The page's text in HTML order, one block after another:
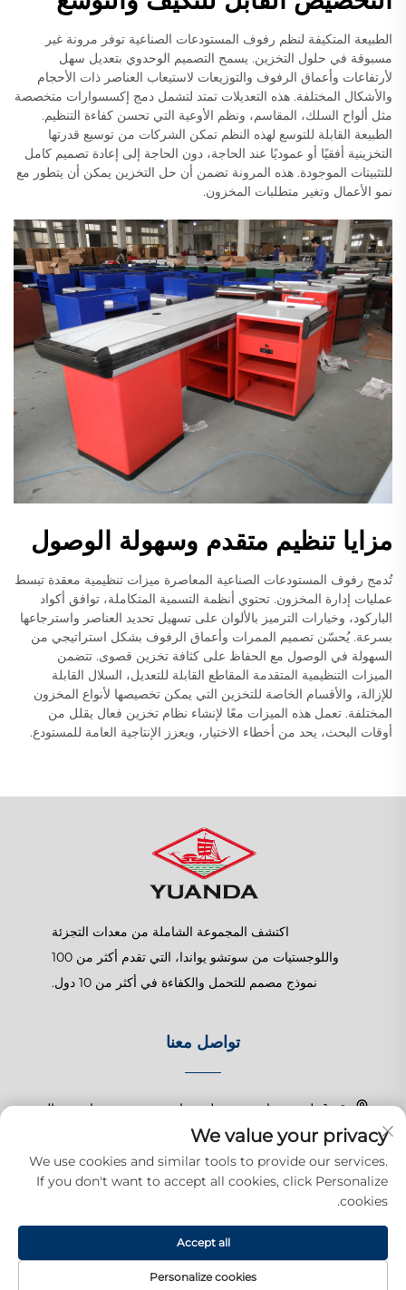
الطبيعة المتكيفة لنظم رفوف المستودعات الصناعية توفر مرونة غير
مسبوقة في حلول التخزين. يسمح التصميم الوحدوي بتعديل سهل
لأرتفاعات وأعماق الرفوف والتوزيعات لاستيعاب العناصر ذات الأحجام
والأشكال المختلفة. هذه التعديلات تمتد لتشمل دمج إكسسوارات متخصصة
مثل ألواح السلك، المقاسم، ونظم الأوعية التي تحسن كفاءة التنظيم.
الطبيعة القابلة للتوسع لهذه النظم تمكن الشركات من توسيع قدرتها
التخزينية أفقيًا أو عموديًا عند الحاجة، دون الحاجة إلى إعادة تصميم كامل
للتثبيتات الموجودة. هذه المرونة تضمن أن حل التخزين يمكن أن يتطور مع
نمو الأعمال وتغير متطلبات المخزون.
مزايا تنظيم متقدم وسهولة الوصول
تُدمج رفوف المستودعات الصناعية المعاصرة ميزات تنظيمية معقدة تبسط
عمليات إدارة المخزون. تحتوي أنظمة التسمية المتكاملة، توافق أكواد
الباركود، وخيارات الترميز بالألوان على تسهيل تحديد العناصر واسترجاعها
بسرعة. يُحسّن تصميم الممرات وأعماق الرفوف بشكل استراتيجي من
السهولة في الوصول مع الحفاظ على كثافة تخزين قصوى. تتضمن
الميزات التنظيمية المتقدمة المقاطع القابلة للتعديل، السلال القابلة
للإزالة، والأقسام الخاصة للتخزين التي يمكن تخصيصها لأنواع المخزون
المختلفة. تعمل هذه الميزات معًا لإنشاء نظام تخزين فعال يقلل من
أوقات البحث، يحد من أخطاء الاختيار، ويعزز الإنتاجية العامة للمستودع.
اكتشف المجموعة الشاملة من معدات التجزئة
واللوجستيات من سوتشو يواندا، التي تقدم أكثر من 100
نموذج مصمم للتحمل والكفاءة في أكثر من 10 دول.
تواصل معنا
رقم 1 طريق تشانغتشون، بلدة شانغهو، سوزهو، جيانغسو، الصين
+86-15150179453
[email protected]
حقوق النشر © 2025 شركة سوزهو يوودا للمنتجات التجارية المحدودة. جميع
الحقوق محفوظة.سياسة الخصوصية
We value your privacy
We use cookies and similar tools to provide our services.
If you don't want to accept all cookies, click Personalize
cookies.
Personalize cookies
Accept all